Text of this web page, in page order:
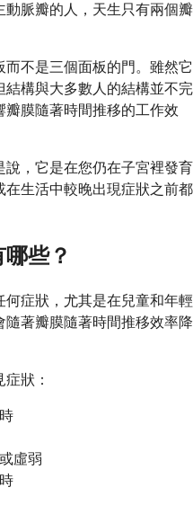
脈瓣的人，天生只有兩個瓣
不是三個面板的門。雖然它
構與大多數人的結構並不完
膜隨著時間推移的工作效
，它是在您仍在子宮裡發育
生活中較晚出現症狀之前都
些？
症狀，尤其是在兒童和年輕
著瓣膜隨著時間推移效率降
狀：
虛弱